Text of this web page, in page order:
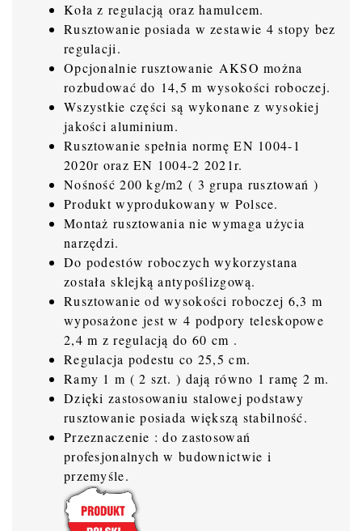
Koła z regulacją oraz hamulcem.
Rusztowanie posiada w zestawie 4 stopy bez
regulacji.
Opcjonalnie rusztowanie AKSO można
rozbudować do 14,5 m wysokości roboczej.
Wszystkie części są wykonane z wysokiej
jakości aluminium.
Rusztowanie spełnia normę EN 1004-1
2020r oraz EN 1004-2 2021r.
Nośność 200 kg/m2 ( 3 grupa rusztowań )
Produkt wyprodukowany w Polsce.
Montaż rusztowania nie wymaga użycia
narzędzi.
Do podestów roboczych wykorzystana
została sklejką antypoślizgową.
Rusztowanie od wysokości roboczej 6,3 m
wyposażone jest w 4 podpory teleskopowe
2,4 m z regulacją do 60 cm .
Regulacja podestu co 25,5 cm.
Ramy 1 m ( 2 szt. ) dają równo 1 ramę 2 m.
Dzięki zastosowaniu stalowej podstawy
rusztowanie posiada większą stabilność.
Przeznaczenie : do zastosowań
profesjonalnych w budownictwie i
przemyśle.